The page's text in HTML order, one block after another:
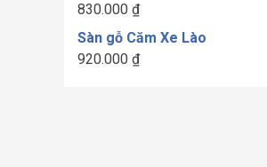
830.000 ₫
Sàn gỗ Căm Xe Lào
920.000 ₫